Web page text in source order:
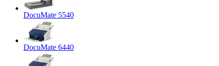
DocuMate 5540
DocuMate 6440